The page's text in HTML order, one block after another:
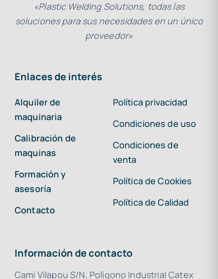
«Plastic Welding Solutions, todas las
soluciones para sus necesidades en un único
proveedor»
Enlaces de interés
Alquiler de
maquinaria
Calibración de
maquinas
Formación y
asesoría
Contacto
Política privacidad
Condiciones de uso
Condiciones de
venta
Política de Cookies
Política de Calidad
Información de contacto
Camí Vilapou S/N, Polígono Industrial Catex